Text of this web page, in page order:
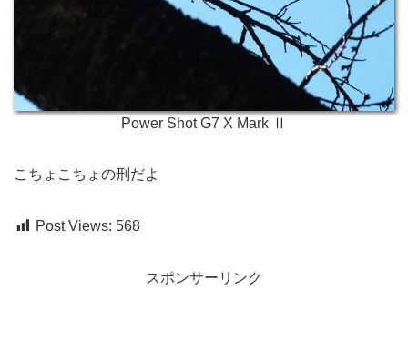
Power Shot G7 X Mark Ⅱ
こちょこちょの刑だよ
Post Views: 568
スポンサーリンク